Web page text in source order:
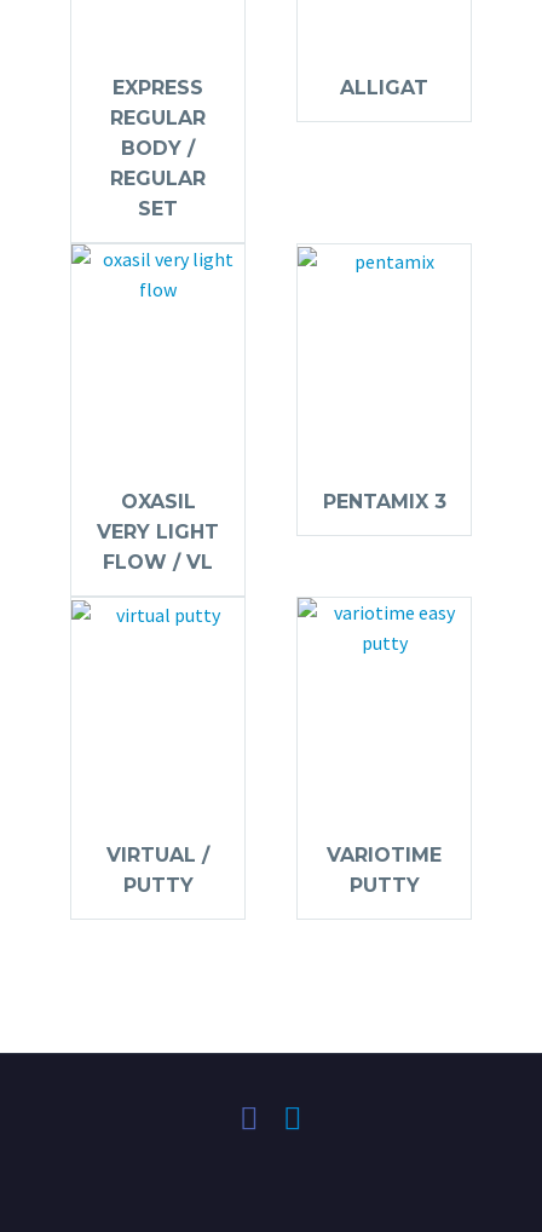
EXPRESS
REGULAR
BODY /
REGULAR
SET
ALLIGAT
OXASIL
VERY LIGHT
FLOW / VL
PENTAMIX 3
VIRTUAL /
PUTTY
VARIOTIME
PUTTY